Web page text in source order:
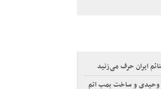
ایران حرف می‌زنید
وحیدی و ساخت بمب اتم